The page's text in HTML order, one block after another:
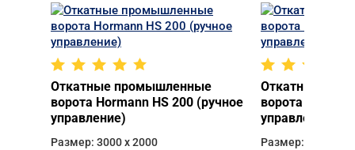
Откатные промышленные
ворота Hormann HS 200 (ручное
управление)
Размер: 3000 х 2000
Откатные
ворота
управление)
Размер: 3000 х